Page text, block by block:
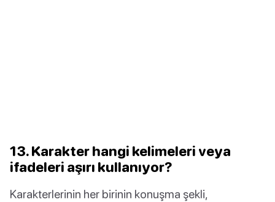
13. Karakter hangi kelimeleri veya
ifadeleri aşırı kullanıyor?
Karakterlerinin her birinin konuşma şekli,